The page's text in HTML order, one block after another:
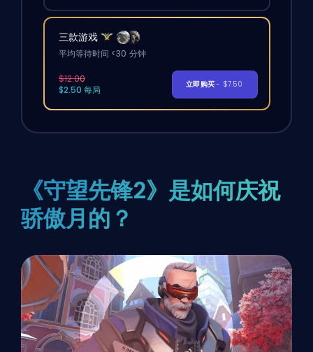
三款游戏
平均等待时间 <30 分钟
$12.00
$2.50 每局
立即购买- $7.50
《守望先锋2》是如何庆祝
骄傲月的？